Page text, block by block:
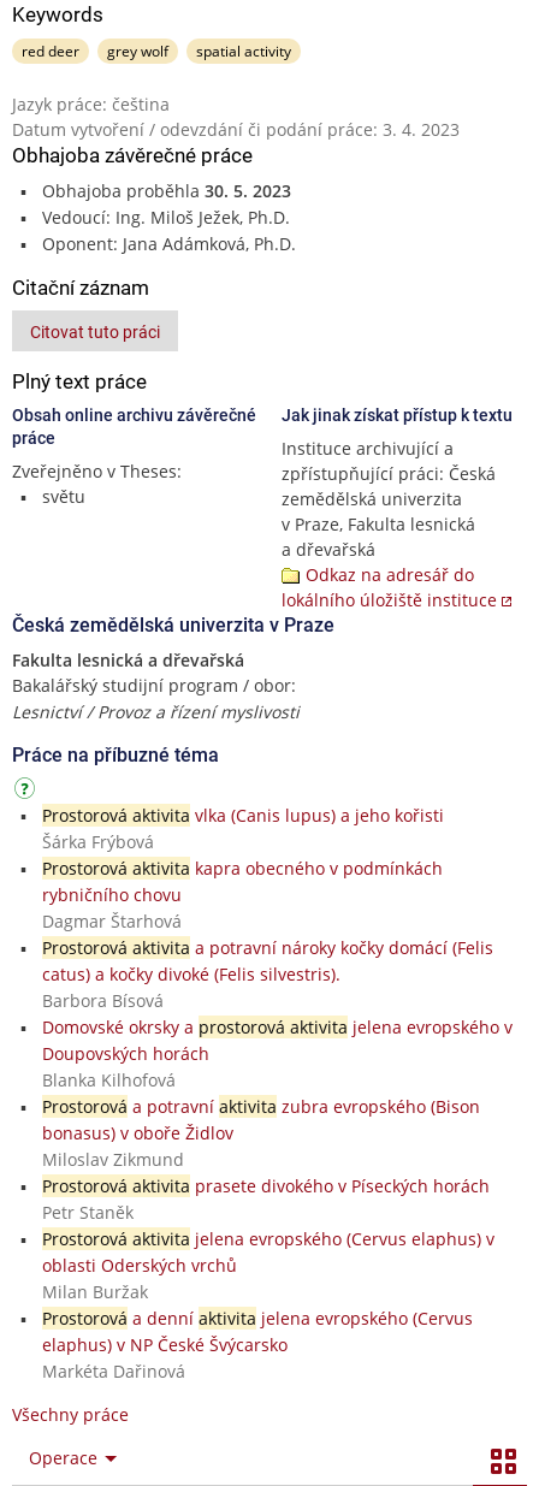
Keywords
red deer grey wolf spatial activity
Jazyk práce: čeština
Datum vytvoření / odevzdání či podání práce: 3. 4. 2023
Obhajoba závěrečné práce
Obhajoba proběhla 30. 5. 2023
Vedoucí: Ing. Miloš Ježek, Ph.D.
Oponent: Jana Adámková, Ph.D.
Citační záznam
Citovat tuto práci
Plný text práce
Obsah online archivu závěrečné
práce
Zveřejněno v Theses:
světu
Jak jinak získat přístup k textu
Instituce archivující a
zpřístupňující práci: Česká
zemědělská univerzita
v Praze, Fakulta lesnická
a dřevařská
Odkaz na adresář do
lokálního úložiště instituce
Česká zemědělská univerzita v Praze
Fakulta lesnická a dřevařská
Bakalářský studijní program / obor:
Lesnictví / Provoz a řízení myslivosti
Práce na příbuzné téma
Prostorová aktivita vlka (Canis lupus) a jeho kořisti
Šárka Frýbová
Prostorová aktivita kapra obecného v podmínkách
rybničního chovu
Dagmar Štarhová
Prostorová aktivita a potravní nároky kočky domácí (Felis
catus) a kočky divoké (Felis silvestris).
Barbora Bísová
Domovské okrsky a prostorová aktivita jelena evropského v
Doupovských horách
Blanka Kilhofová
Prostorová a potravní aktivita zubra evropského (Bison
bonasus) v oboře Židlov
Miloslav Zikmund
Prostorová aktivita prasete divokého v Píseckých horách
Petr Staněk
Prostorová aktivita jelena evropského (Cervus elaphus) v
oblasti Oderských vrchů
Milan Buržak
Prostorová a denní aktivita jelena evropského (Cervus
elaphus) v NP České Švýcarsko
Markéta Dařinová
Všechny práce
Operace